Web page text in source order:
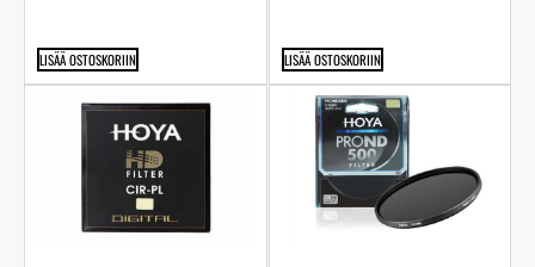
LISÄÄ OSTOSKORIIN LISÄÄ OSTOSKORIIN